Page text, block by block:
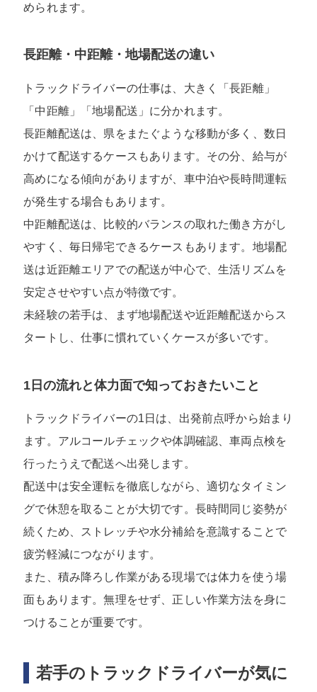
められます。
長距離・中距離・地場配送の違い
トラックドライバーの仕事は、大きく「長距離」
「中距離」「地場配送」に分かれます。
長距離配送は、県をまたぐような移動が多く、数日
かけて配送するケースもあります。その分、給与が
高めになる傾向がありますが、車中泊や長時間運転
が発生する場合もあります。
中距離配送は、比較的バランスの取れた働き方がし
やすく、毎日帰宅できるケースもあります。地場配
送は近距離エリアでの配送が中心で、生活リズムを
安定させやすい点が特徴です。
未経験の若手は、まず地場配送や近距離配送からス
タートし、仕事に慣れていくケースが多いです。
1日の流れと体力面で知っておきたいこと
トラックドライバーの1日は、出発前点呼から始まり
ます。アルコールチェックや体調確認、車両点検を
行ったうえで配送へ出発します。
配送中は安全運転を徹底しながら、適切なタイミン
グで休憩を取ることが大切です。長時間同じ姿勢が
続くため、ストレッチや水分補給を意識することで
疲労軽減につながります。
また、積み降ろし作業がある現場では体力を使う場
面もあります。無理をせず、正しい作業方法を身に
つけることが重要です。
若手のトラックドライバーが気に